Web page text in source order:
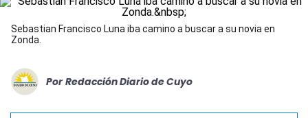
Sebastian Francisco Luna iba camino a buscar a su novia en
Zonda.
Por Redacción Diario de Cuyo